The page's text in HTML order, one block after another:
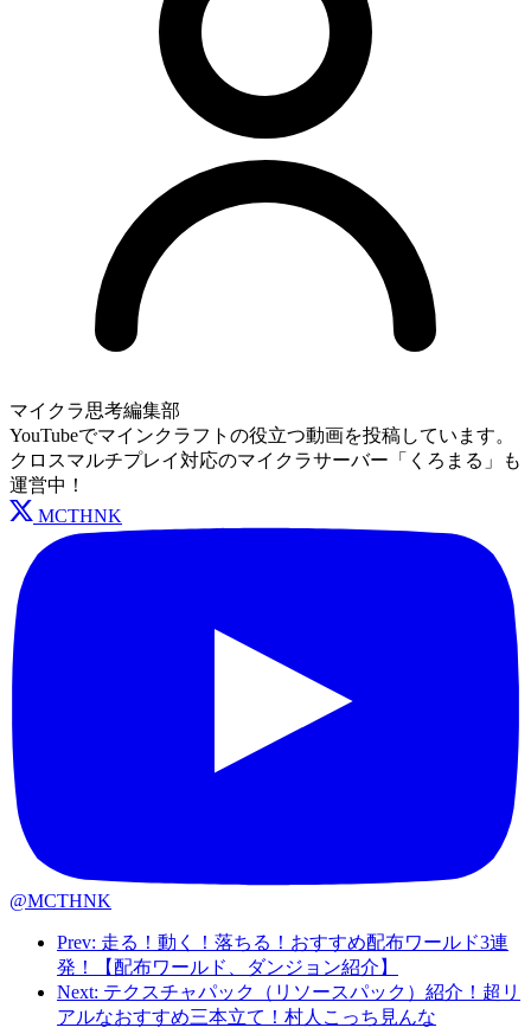
マイクラ思考編集部
YouTubeでマインクラフトの役立つ動画を投稿しています。
クロスマルチプレイ対応のマイクラサーバー「くろまる」も
運営中！
MCTHNK
@MCTHNK
Prev: 走る！動く！落ちる！おすすめ配布ワールド3連
発！【配布ワールド、ダンジョン紹介】
Next: テクスチャパック（リソースパック）紹介！超リ
アルなおすすめ三本立て！村人こっち見んな